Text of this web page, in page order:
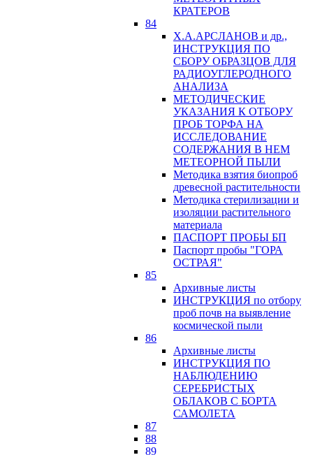
КРАТЕРОВ
84
Х.А.АРСЛАНОВ и др.,
ИНСТРУКЦИЯ ПО
СБОРУ ОБРАЗЦОВ ДЛЯ
РАДИОУГЛЕРОДНОГО
АНАЛИЗА
МЕТОДИЧЕСКИЕ
УКАЗАНИЯ К ОТБОРУ
ПРОБ ТОРФА НА
ИССЛЕДОВАНИЕ
СОДЕРЖАНИЯ В НЕМ
МЕТЕОРНОЙ ПЫЛИ
Методика взятия биопроб
древесной растительности
Методика стерилизации и
изоляции растительного
материала
ПАСПОРТ ПРОБЫ БП
Паспорт пробы "ГОРА
ОСТРАЯ"
85
Архивные листы
ИНСТРУКЦИЯ по отбору
проб почв на выявление
космической пыли
86
Архивные листы
ИНСТРУКЦИЯ ПО
НАБЛЮДЕНИЮ
СЕРЕБРИСТЫХ
ОБЛАКОВ С БОРТА
САМОЛЕТА
87
88
89